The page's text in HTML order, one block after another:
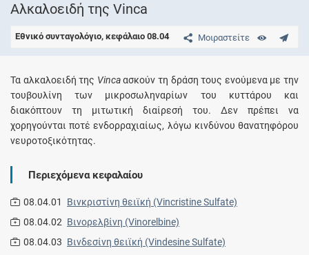
Αλκαλοειδή της Vinca
Μοιραστείτε
Εθνικό συνταγολόγιο, κεφάλαιο 08.04
Τα αλκαλοειδή της Vincaασκούν τη δράση τους ενούμενα με την
τουβουλίνη των μικροσωληναρίων του κυττάρου και
διακόπτουν τη μιτωτική διαίρεσή του. Δεν πρέπει να
χορηγούνται ποτέ ενδορραχιαίως, λόγω κινδύνου θανατηφόρου
νευροτοξικότητας.
Περιεχόμενα κεφαλαίου
08.04.01 Βινκριστίνη θειϊκή (Vincristine Sulfate)
08.04.02 Βινορελβίνη (Vinorelbine)
08.04.03 Βινδεσίνη θειϊκή (Vindesine Sulfate)